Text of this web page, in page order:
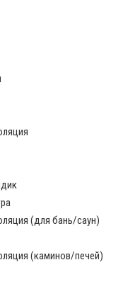
(для бань/саун)
(каминов/печей)